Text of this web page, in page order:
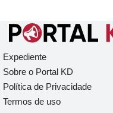
Expediente
Sobre o Portal KD
Política de Privacidade
Termos de uso